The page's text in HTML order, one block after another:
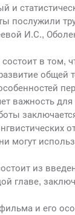
и
послужили
И.С.,
в том,
общей
важность для
могут
из
главе,
и его